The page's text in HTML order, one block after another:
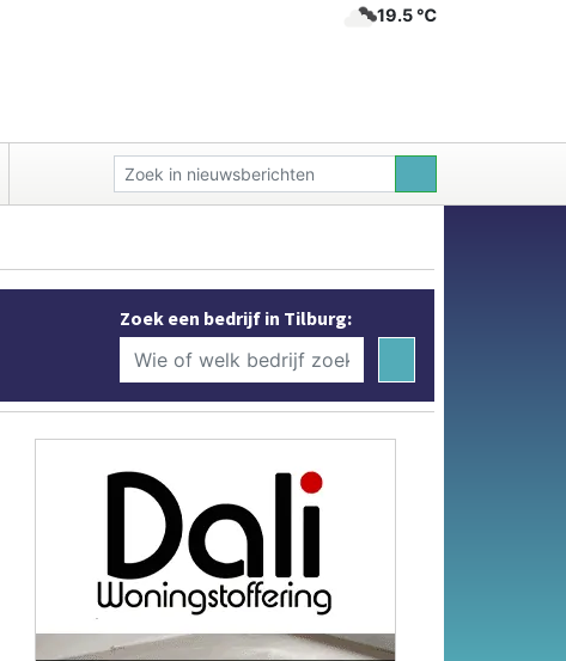
19.5 ℃
Zoek een bedrijf in Tilburg: